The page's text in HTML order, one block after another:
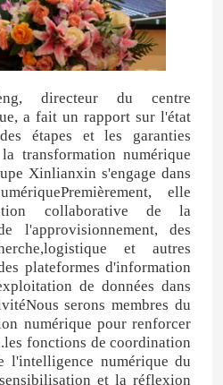
directeur du centre
a fait un rapport sur l'état
étapes et les garanties
transformation numérique
Xinlianxin s'engage dans
elle
collaborative de la
l'approvisionnement, des
et autres
plateformes d'information
de données dans
serons membres du
numérique pour renforcer
fonctions de coordination
l'intelligence numérique du
et la réflexion